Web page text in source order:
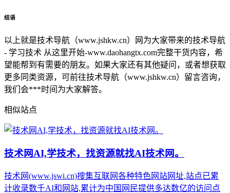
结语
以上就是技术导航（www.jshkw.cn）网为大家带来的技术导航
- 学习技术 从这里开始-www.daohangtx.com完整干货内容，希
望能帮到有需要的朋友。如果大家还有其他疑问，或者想获取
更多同类资源，可前往技术导航（www.jshkw.cn）留言咨询，
我们会***时间为大家解答。
相似站点
技术网AI,学技术，找资源就找AI技术网。
技术网(www.jswi.cn)搜集互联网各种特色网站网址,站点已累
计收录数千AI和网站,累计为中国网民提供多达数亿的访问点